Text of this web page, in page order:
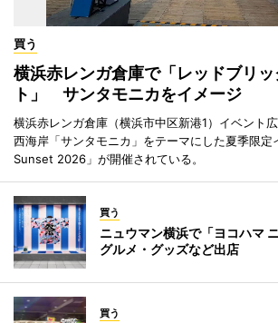
買う
横浜赤レンガ倉庫で「レッドブリッ
ト」 サンタモニカをイメージ
横浜赤レンガ倉庫（横浜市中区新港1）イベント
西海岸「サンタモニカ」をテーマにした夏季限
Sunset 2026」が開催されている。
買う
ニュウマン横浜で「ヨコハマ
グルメ・グッズなど出店
買う